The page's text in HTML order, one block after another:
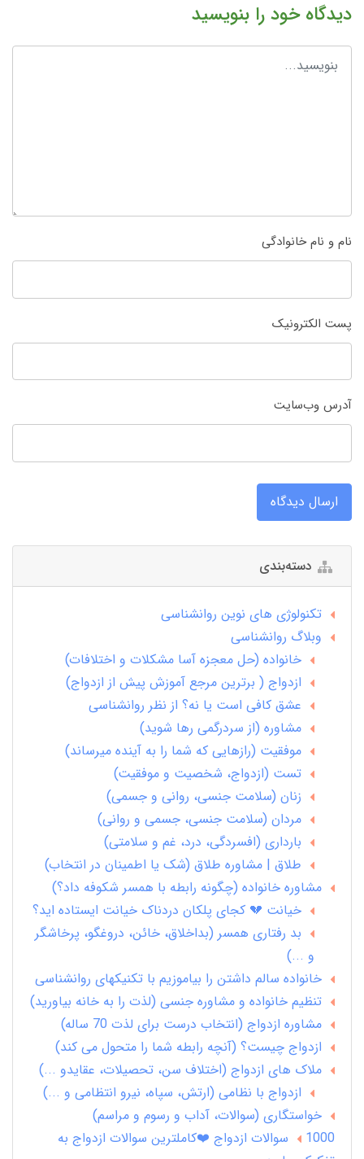
دیدگاه خود را بنویسید
نام و نام خانوادگی
پست الکترونیک
آدرس وب‌سایت
ارسال دیدگاه
دسته‌بندی
تکنولوژی های نوین روانشناسی
وبلاگ روانشناسی
خانواده (حل معجزه آسا مشکلات و اختلافات)
ازدواج ( برترین مرجع آموزش پیش از ازدواج)
عشق کافی است یا نه؟ از نظر روانشناسی
مشاوره (از سردرگمی رها شوید)
موفقیت (رازهایی که شما را به آینده میرساند)
تست (ازدواج، شخصیت و موفقیت)
زنان (سلامت جنسی، روانی و جسمی)
مردان (سلامت جنسی، جسمی و روانی)
بارداری (افسردگی، درد، غم و سلامتی)
طلاق | مشاوره طلاق (شک یا اطمینان در انتخاب)
مشاوره خانواده (چگونه رابطه با همسر شکوفه داد؟)
خیانت 💔 کجای پلکان دردناک خیانت ایستاده اید؟
بد رفتاری همسر (بداخلاق، خائن، دروغگو، پرخاشگر
و ...)
خانواده سالم داشتن را بیاموزیم با تکنیکهای روانشناسی
تنظیم خانواده و مشاوره جنسی (لذت را به خانه بیاورید)
مشاوره ازدواج (انتخاب درست برای لذت 70 ساله)
ازدواج چیست؟ (آنچه رابطه شما را متحول می کند)
ملاک های ازدواج (اختلاف سن، تحصیلات، عقایدو ...)
ازدواج با نظامی (ارتش، سپاه، نیرو انتظامی و ...)
خواستگاری (سوالات، آداب و رسوم و مراسم)
1000 سوالات ازدواج ❤️کاملترین سوالات ازدواج به